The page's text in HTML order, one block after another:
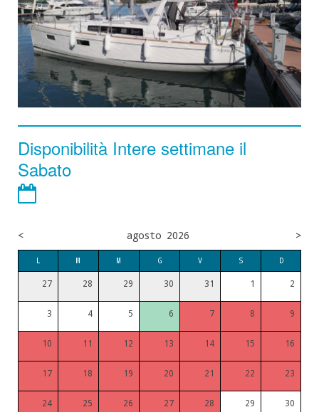
Disponibilità Intere settimane il
Sabato
< agosto 2026 >
L M M G V S D
27 28 29 30 31 1 2
3 4 5 6 7 8 9
10 11 12 13 14 15 16
17 18 19 20 21 22 23
24 25 26 27 28 29 30